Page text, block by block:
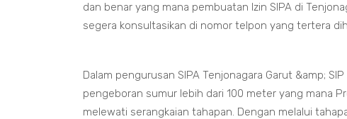
dan benar yang mana pembuatan Izin SIPA di
segera konsultasikan di nomor telpon yang tertera
Dalam pengurusan SIPA Tenjonagara Garut &amp;
pengeboran sumur lebih dari 100 meter yang mana
melewati serangkaian tahapan. Dengan melalui